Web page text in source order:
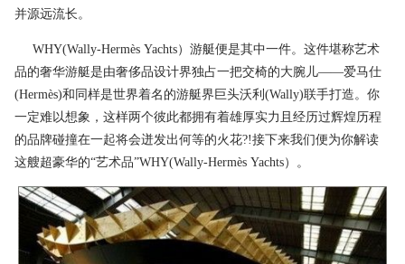
并源远流长。
WHY(Wally-Hermès Yachts）游艇便是其中一件。这件堪称艺术
品的奢华游艇是由奢侈品设计界独占一把交椅的大腕儿——爱马仕
(Hermès)和同样是世界着名的游艇界巨头沃利(Wally)联手打造。你
一定难以想象，这样两个彼此都拥有着雄厚实力且经历过辉煌历程
的品牌碰撞在一起将会迸发出何等的火花?!接下来我们便为你解读
这艘超豪华的“艺术品”WHY(Wally-Hermès Yachts）。